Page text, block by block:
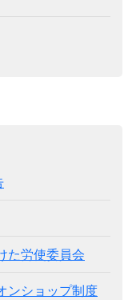
た労使委員会
ショップ制度